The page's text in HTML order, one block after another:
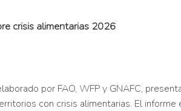
crisis alimentarias 2026
por FAO, WFP y GNAFC,
con crisis alimentarias. El